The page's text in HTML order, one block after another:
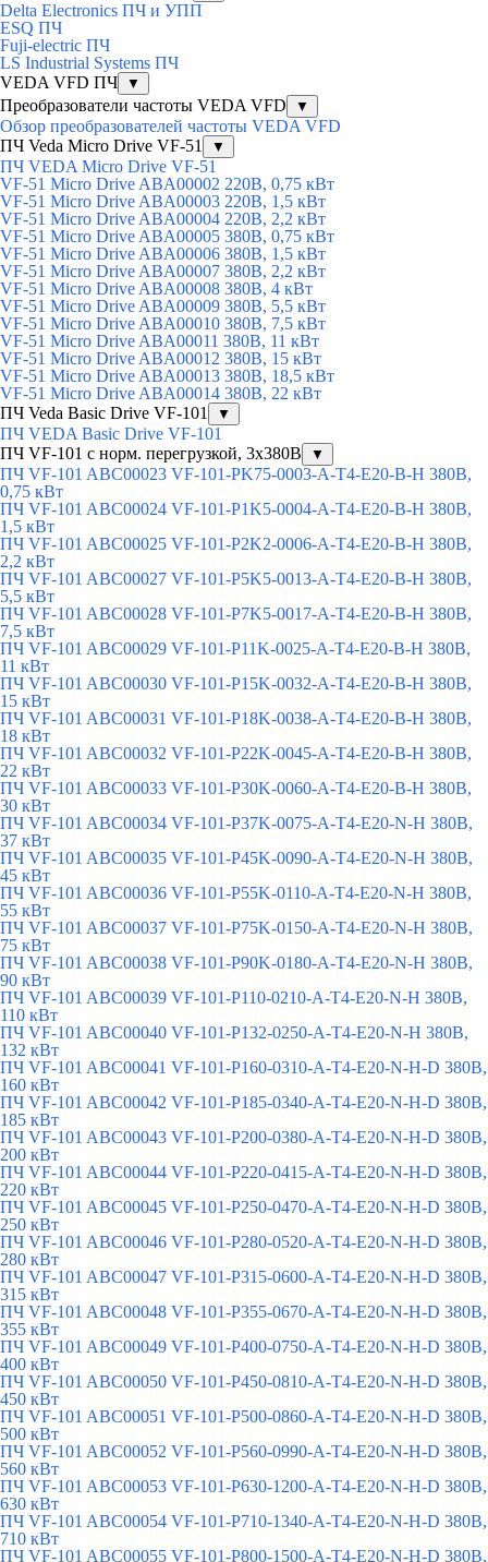
Delta Electronics ПЧ и УПП
ESQ ПЧ
Fuji-electric ПЧ
LS Industrial Systems ПЧ
VEDA VFD ПЧ
▼
Преобразователи частоты VEDA VFD ▼
Обзор преобразователей частоты VEDA VFD
ПЧ Veda Micro Drive VF-51
▼
ПЧ VEDA Micro Drive VF-51
VF-51 Micro Drive ABA00002 220В, 0,75 кВт
VF-51 Micro Drive ABA00003 220В, 1,5 кВт
VF-51 Micro Drive ABA00004 220В, 2,2 кВт
VF-51 Micro Drive ABA00005 380В, 0,75 кВт
VF-51 Micro Drive ABA00006 380В, 1,5 кВт
VF-51 Micro Drive ABA00007 380В, 2,2 кВт
VF-51 Micro Drive ABA00008 380В, 4 кВт
VF-51 Micro Drive ABA00009 380В, 5,5 кВт
VF-51 Micro Drive ABA00010 380В, 7,5 кВт
VF-51 Micro Drive ABA00011 380В, 11 кВт
VF-51 Micro Drive ABA00012 380В, 15 кВт
VF-51 Micro Drive ABA00013 380В, 18,5 кВт
VF-51 Micro Drive ABA00014 380В, 22 кВт
ПЧ Veda Basic Drive VF-101
▼
ПЧ VEDA Basic Drive VF-101
ПЧ VF-101 с норм. перегрузкой, 3х380В
▼
ПЧ VF-101 ABC00023 VF-101-PK75-0003-A-T4-E20-B-H 380В,
0,75 кВт
ПЧ VF-101 ABC00024 VF-101-P1K5-0004-A-T4-E20-B-H 380В,
1,5 кВт
ПЧ VF-101 ABC00025 VF-101-P2K2-0006-A-T4-E20-B-H 380В,
2,2 кВт
ПЧ VF-101 ABC00027 VF-101-P5K5-0013-A-T4-E20-B-H 380В,
5,5 кВт
ПЧ VF-101 ABC00028 VF-101-P7K5-0017-A-T4-E20-B-H 380В,
7,5 кВт
ПЧ VF-101 ABC00029 VF-101-P11K-0025-A-T4-E20-B-H 380В,
11 кВт
ПЧ VF-101 ABC00030 VF-101-P15K-0032-A-T4-E20-B-H 380В,
15 кВт
ПЧ VF-101 ABC00031 VF-101-P18K-0038-A-T4-E20-B-H 380В,
18 кВт
ПЧ VF-101 ABC00032 VF-101-P22K-0045-A-T4-E20-B-H 380В,
22 кВт
ПЧ VF-101 ABC00033 VF-101-P30K-0060-A-T4-E20-B-H 380В,
30 кВт
ПЧ VF-101 ABC00034 VF-101-P37K-0075-A-T4-E20-N-H 380В,
37 кВт
ПЧ VF-101 ABC00035 VF-101-P45K-0090-A-T4-E20-N-H 380В,
45 кВт
ПЧ VF-101 ABC00036 VF-101-P55K-0110-A-T4-E20-N-H 380В,
55 кВт
ПЧ VF-101 ABC00037 VF-101-P75K-0150-A-T4-E20-N-H 380В,
75 кВт
ПЧ VF-101 ABC00038 VF-101-P90K-0180-A-T4-E20-N-H 380В,
90 кВт
ПЧ VF-101 ABC00039 VF-101-P110-0210-A-T4-E20-N-H 380В,
110 кВт
ПЧ VF-101 ABC00040 VF-101-P132-0250-A-T4-E20-N-H 380В,
132 кВт
ПЧ VF-101 ABC00041 VF-101-P160-0310-A-T4-E20-N-H-D 380В,
160 кВт
ПЧ VF-101 ABC00042 VF-101-P185-0340-A-T4-E20-N-H-D 380В,
185 кВт
ПЧ VF-101 ABC00043 VF-101-P200-0380-A-T4-E20-N-H-D 380В,
200 кВт
ПЧ VF-101 ABC00044 VF-101-P220-0415-A-T4-E20-N-H-D 380В,
220 кВт
ПЧ VF-101 ABC00045 VF-101-P250-0470-A-T4-E20-N-H-D 380В,
250 кВт
ПЧ VF-101 ABC00046 VF-101-P280-0520-A-T4-E20-N-H-D 380В,
280 кВт
ПЧ VF-101 ABC00047 VF-101-P315-0600-A-T4-E20-N-H-D 380В,
315 кВт
ПЧ VF-101 ABC00048 VF-101-P355-0670-A-T4-E20-N-H-D 380В,
355 кВт
ПЧ VF-101 ABC00049 VF-101-P400-0750-A-T4-E20-N-H-D 380В,
400 кВт
ПЧ VF-101 ABC00050 VF-101-P450-0810-A-T4-E20-N-H-D 380В,
450 кВт
ПЧ VF-101 ABC00051 VF-101-P500-0860-A-T4-E20-N-H-D 380В,
500 кВт
ПЧ VF-101 ABC00052 VF-101-P560-0990-A-T4-E20-N-H-D 380В,
560 кВт
ПЧ VF-101 ABC00053 VF-101-P630-1200-A-T4-E20-N-H-D 380В,
630 кВт
ПЧ VF-101 ABC00054 VF-101-P710-1340-A-T4-E20-N-H-D 380В,
710 кВт
ПЧ VF-101 ABC00055 VF-101-P800-1500-A-T4-E20-N-H-D 380В,